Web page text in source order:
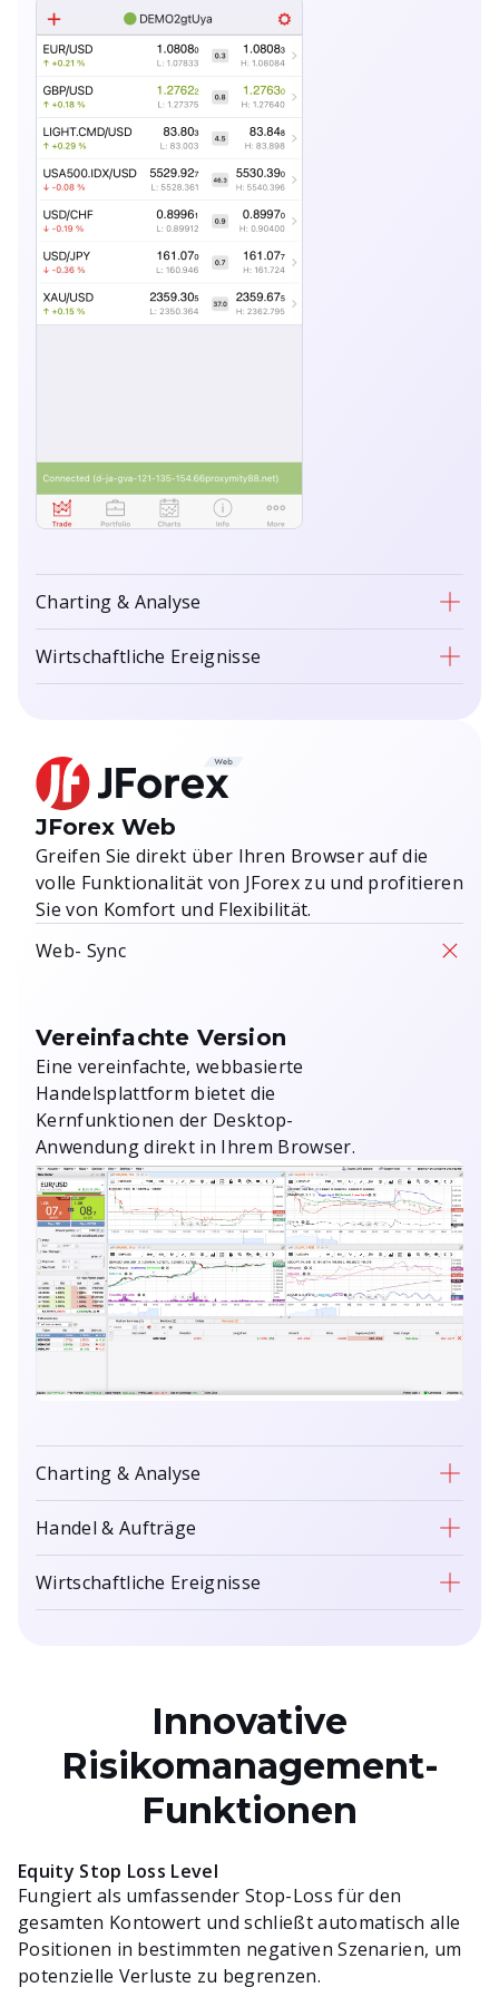
Charting & Analyse
Erweiterte Charting-Tools
Analysetools.
Wirtschaftliche Ereignisse
Benachrichtigungen und
Warnmeldungen zu
wirtschaftlichen
Ereignissen
Erhalten Sie sofortige
Benachrichtigungen über
Marktbewegungen und
JForex Web
Greifen Sie direkt über Ihren Browser auf die
volle Funktionalität von JForex zu und profitieren
Sie von Komfort und Flexibilität.
Web- Sync
Vereinfachte Version
Eine vereinfachte, webbasierte
Handelsplattform bietet die
Kernfunktionen der Desktop-
Anwendung direkt in Ihrem Browser.
Charting & Analyse
Volle
Handelsfunktionalität
Handel & Aufträge
Handel & Aufträge
Wirtschaftliche Ereignisse
den Überblick über wichtige
Finanzereignisse zu behalten.
Innovative
Risikomanagement-
Funktionen
Equity Stop Loss Level
Fungiert als umfassender Stop-Loss für den
gesamten Kontowert und schließt automatisch alle
Positionen in bestimmten negativen Szenarien, um
potenzielle Verluste zu begrenzen.